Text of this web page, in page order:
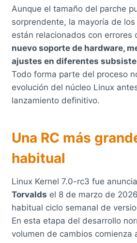
Aunque el tamaño del parche
sorprendente, la mayoría de
están relacionados con errores
nuevo soporte de hardware,
ajustes en diferentes
Todo forma parte del proceso
evolución del núcleo Linux
lanzamiento definitivo.
Una RC más
habitual
Linux Kernel 7.0-rc3 fue
Torvalds el 8 de marzo de
habitual ciclo semanal de
En esta etapa del desarrollo
volumen de cambios comienza